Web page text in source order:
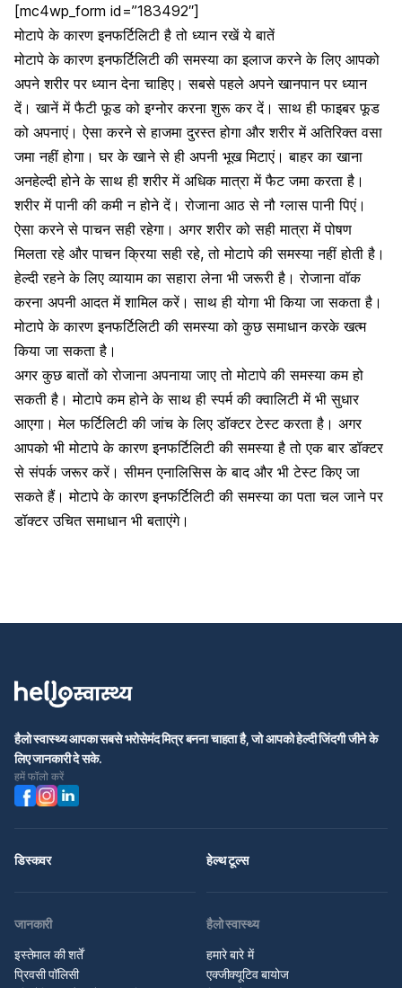
[mc4wp_form id=”183492″]
मोटापे के कारण इनफर्टिलिटी है तो ध्यान रखें ये बातें
मोटापे के कारण इनफर्टिलिटी की समस्या का इलाज करने के लिए आपको
अपने शरीर पर ध्यान देना चाहिए। सबसे पहले अपने खानपान पर ध्यान
दें। खानें में फैटी फूड को इग्नोर करना शुरू कर दें। साथ ही फाइबर फूड
को अपनाएं। ऐसा करने से हाजमा दुरस्त होगा और शरीर में अतिरिक्त वसा
जमा नहीं होगा। घर के खाने से ही अपनी भूख मिटाएं।बाहर का खाना
अनहेल्दीहोने के साथ ही शरीर में अधिक मात्रा में फैट जमा करता है।
शरीर में पानी की कमी न होने दें। रोजाना आठ से नौ ग्लास पानी पिएं।
ऐसा करने से पाचन सही रहेगा। अगर शरीर को सही मात्रा में पोषण
मिलता रहे और पाचन क्रिया सही रहे, तोमोटापे की समस्या नहीं होती है।
हेल्दी रहने के लिए व्यायाम का सहारा लेना भी जरूरी है। रोजाना वॉक
करना अपनी आदत में शामिल करें। साथ ही योगा भी किया जा सकता है।
मोटापे के कारण इनफर्टिलिटी की समस्या को कुछ समाधान करके खत्म
किया जा सकता है।
अगर कुछ बातों को रोजाना अपनाया जाए तो मोटापे की समस्या कम हो
सकती है। मोटापे कम होने के साथ ही स्पर्म की क्वालिटी में भी सुधार
आएगा। मेल फर्टिलिटी की जांच के लिए डॉक्टर टेस्ट करता है। अगर
आपको भी मोटापे के कारण इनफर्टिलिटी की समस्या है तो एक बार डॉक्टर
से संपर्क जरूर करें। सीमन एनालिसिस के बाद और भी टेस्ट किए जा
सकते हैं। मोटापे के कारण इनफर्टिलिटी की समस्या का पता चल जाने पर
डॉक्टर उचित समाधान भी बताएंगे।
हैलो स्वास्थ्य आपका सबसे भरोसेमंद मित्र बनना चाहता है, जो आपको हेल्दी जिंदगी जीने के
लिए जानकारी दे सके.
हमें फॉलो करें
डिस्कवर हेल्थ टूल्स
जानकारी
इस्तेमाल की शर्तें
प्रिवसी पॉलिसी
हैलो स्वास्थ्य
हमारे बारे में
एक्जीक्यूटिव बायोज